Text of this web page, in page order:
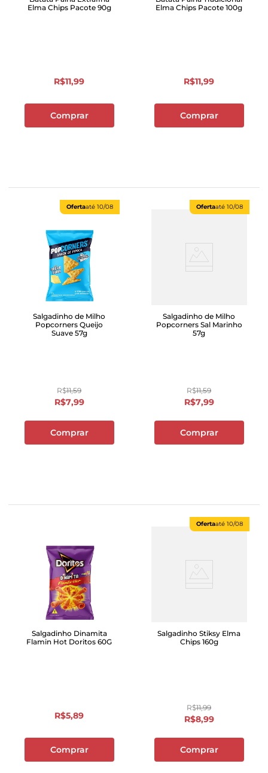
Elma Chips Pacote 90g
R$11,99
Comprar
Elma Chips Pacote 100g
R$11,99
Comprar
Ofertaaté 10/08
Salgadinho de Milho
Popcorners Queijo
Suave 57g
R$11,59
R$7,99
Comprar
Ofertaaté 10/08
Salgadinho de Milho
Popcorners Sal Marinho
57g
R$11,59
R$7,99
Comprar
Salgadinho Dinamita
Flamin Hot Doritos 60G
R$5,89
Comprar
Ofertaaté 10/08
Salgadinho Stiksy Elma
Chips 160g
R$11,99
R$8,99
Comprar